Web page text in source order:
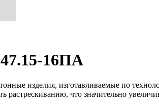
16ПА
изделия, изготавливаемые по
что значительно